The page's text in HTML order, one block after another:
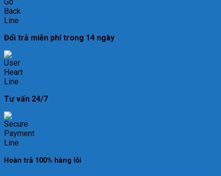
Đổi trả miễn phí trong 14 ngày
Tư vấn 24/7
Hoàn trả 100% hàng lỗi